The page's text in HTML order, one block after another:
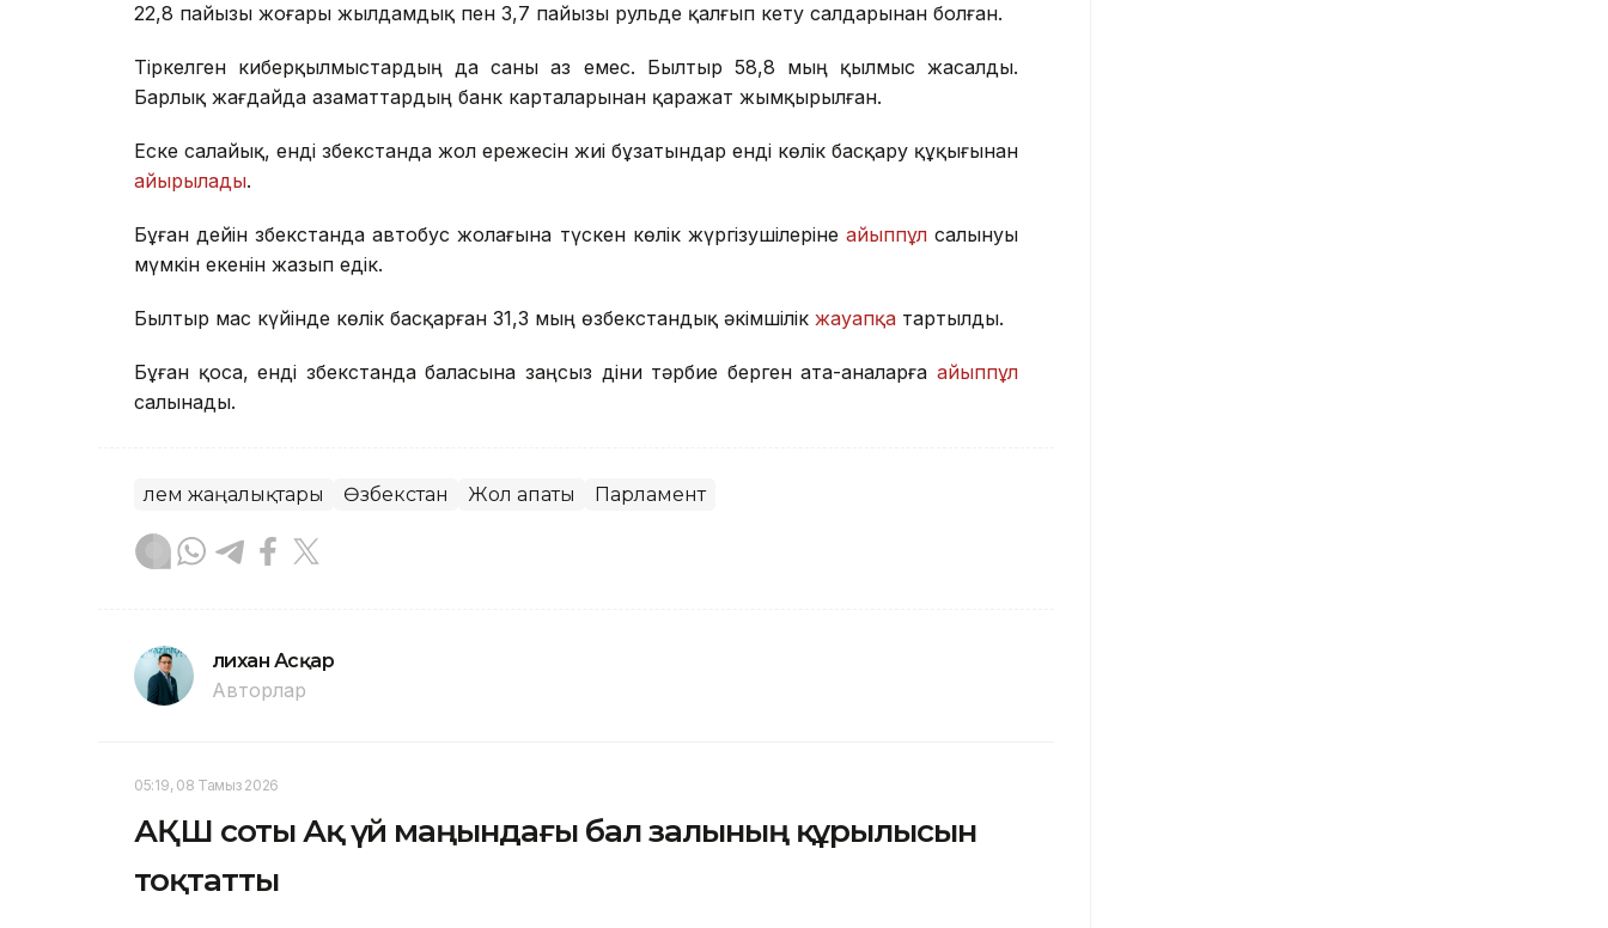
22,8 пайызы жоғары жылдамдық пен 3,7 пайызы рульде қалғып кету салдарынан болған.
Тіркелген киберқылмыстардың да саны аз емес. Былтыр 58,8 мың қылмыс жасалды.
Барлық жағдайда азаматтардың банк карталарынан қаражат жымқырылған.
Еске салайық, енді Өзбекстанда жол ережесін жиі бұзатындар енді көлік басқару құқығынан
айырылады.
Бұған дейін Өзбекстанда автобус жолағына түскен көлік жүргізушілеріне айыппұлсалынуы
мүмкін екенін жазып едік.
Былтыр мас күйінде көлік басқарған 31,3 мың өзбекстандық әкімшілік жауапқа тартылды.
Бұған қоса, енді Өзбекстанда баласына заңсыз діни тәрбие берген ата-аналарға айыппұл
салынады.
Әлем жаңалықтары Өзбекстан Жол апаты Парламент
Әлихан Асқар
Авторлар
05:19, 08 Тамыз 2026
АҚШ соты Ақ үй маңындағы бал залының құрылысын
тоқтатты